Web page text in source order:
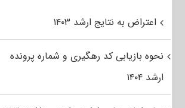
اعتراض به نتایج ارشد ۱۴۰۳
نحوه بازیابی کد رهگیری و شماره پرونده
ارشد ۱۴۰۴